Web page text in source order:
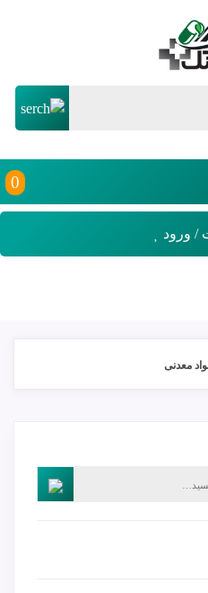
0
/ ورود
معدنی